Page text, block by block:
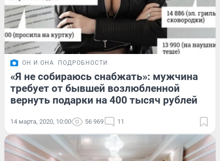
ОН И ОНА ПОДРОБНОСТИ
«Я не собираюсь снабжать»: мужчина
требует от бывшей возлюбленной
вернуть подарки на 400 тысяч рублей
14 марта, 2020, 10:00 56 969 11